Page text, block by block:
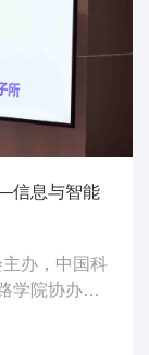
信息与智能
学院协办的